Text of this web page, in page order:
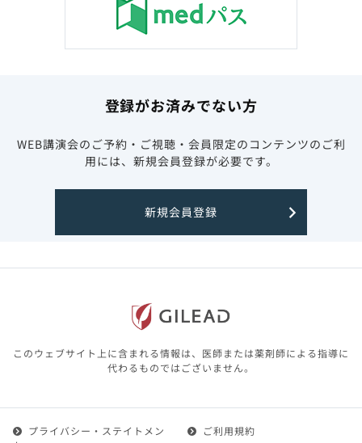
登録がお済みでない方
WEB講演会のご予約・ご視聴・会員限定のコンテンツのご利
用には、新規会員登録が必要です。
新規会員登録
このウェブサイト上に含まれる情報は、医師または薬剤師による指導に
代わるものではございません。
プライバシー・ステイトメン
ご利用規約